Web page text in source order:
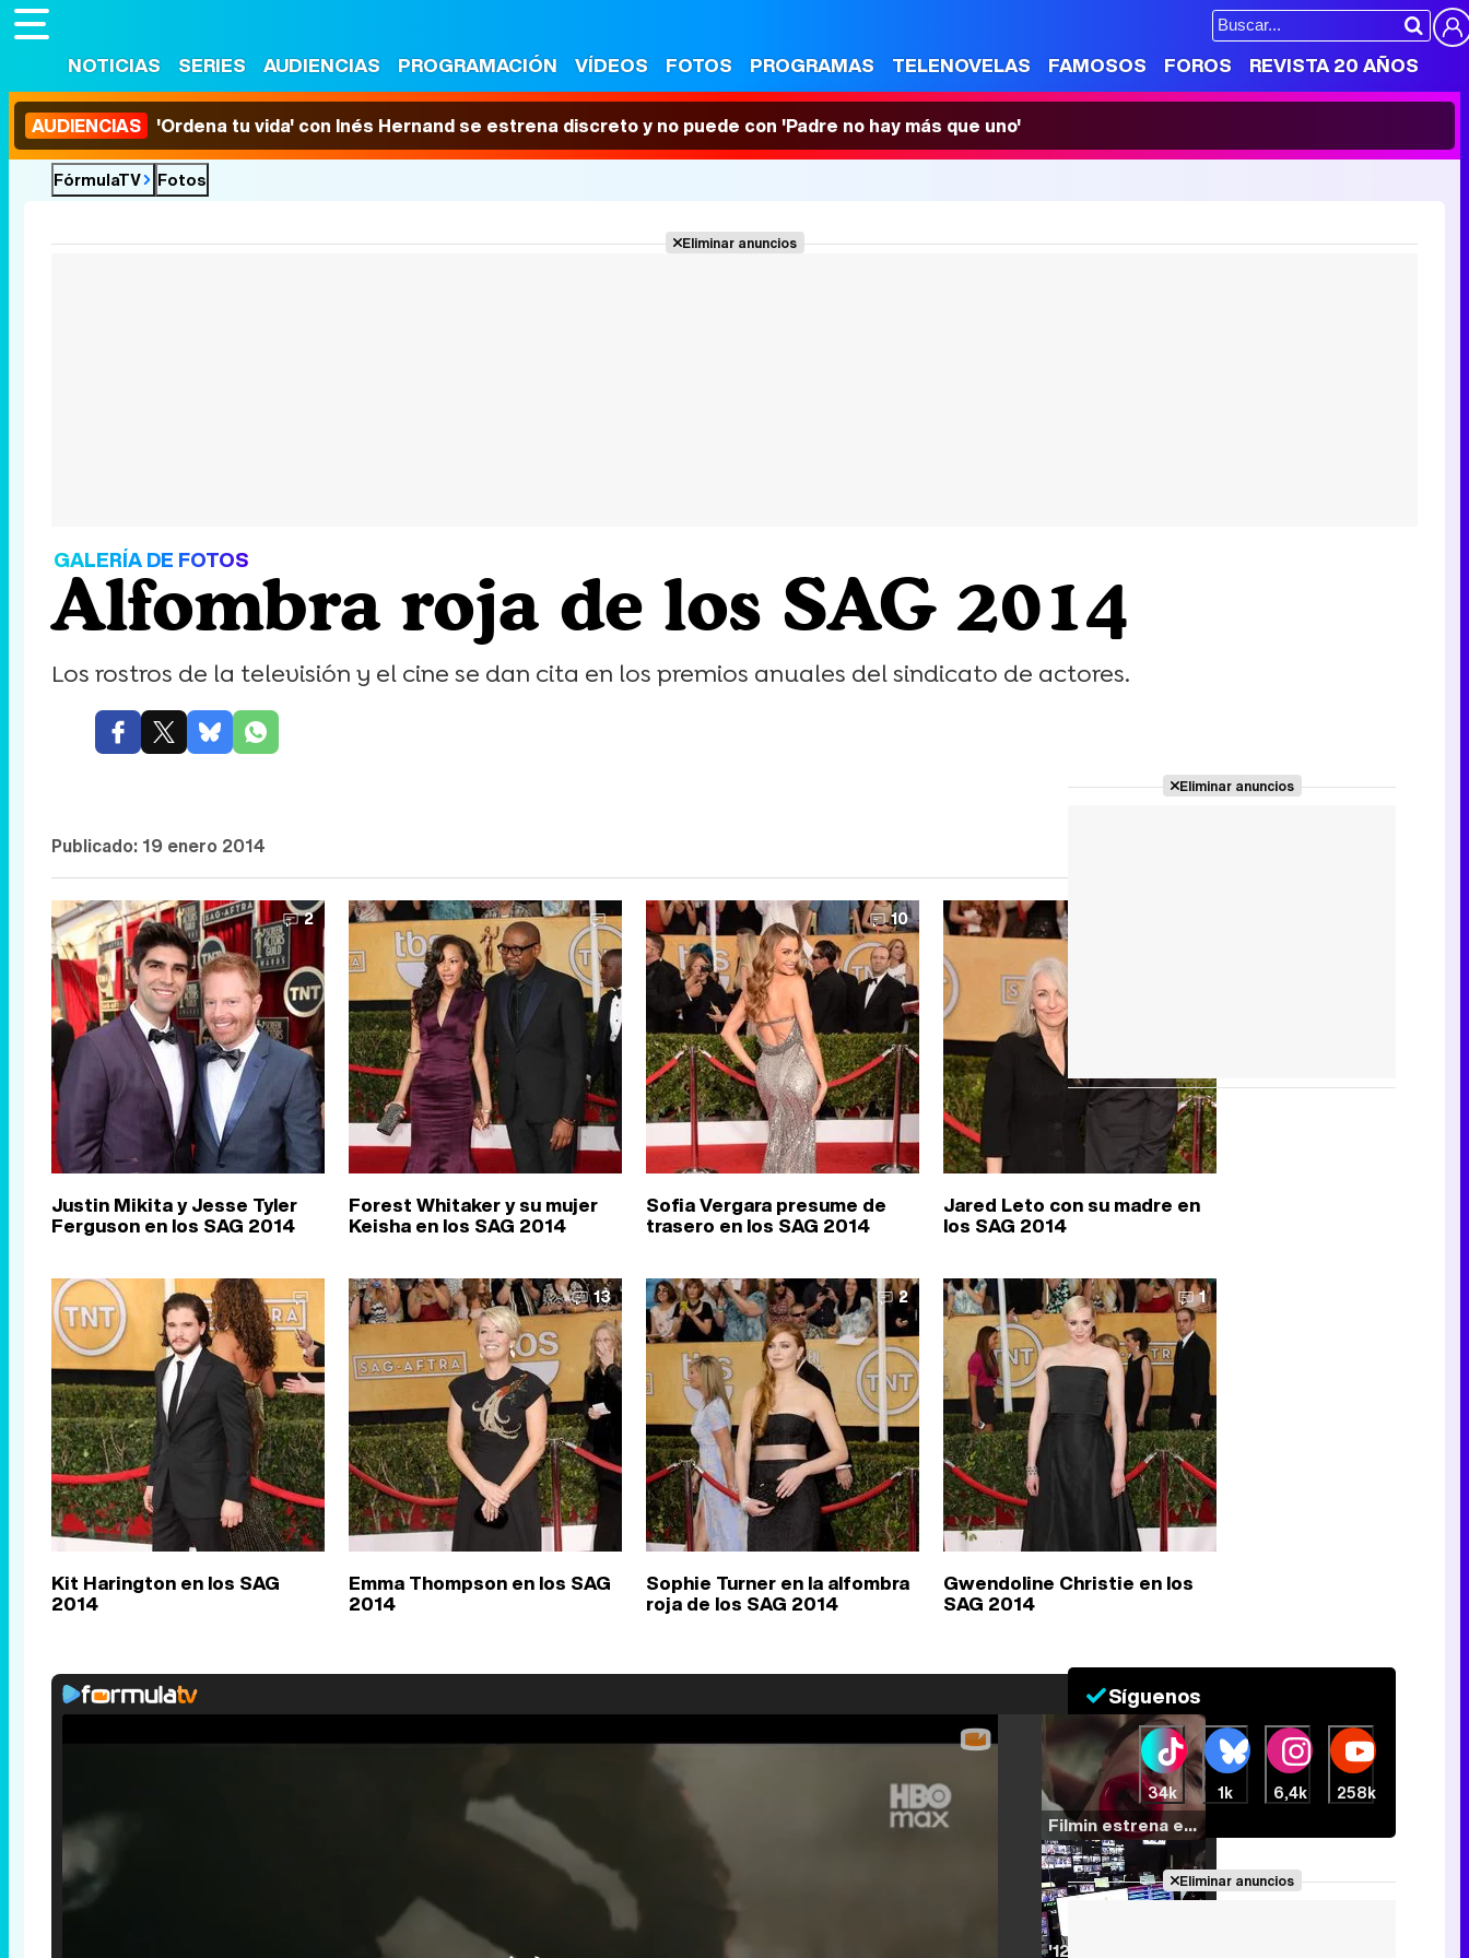
NOTICIAS SERIES AUDIENCIAS PROGRAMACIÓN VÍDEOS FOTOS PROGRAMAS TELENOVELAS FAMOSOS FOROS REVISTA 20 AÑOS
AUDIENCIAS 'Ordena tu vida' con Inés Hernand se estrena discreto y no puede con 'Padre no hay más que uno'
FórmulaTV Fotos
Eliminar anuncios
GALERÍA DE FOTOS
Alfombra roja de los SAG 2014
Los rostros de la televisión y el cine se dan cita en los premios anuales del sindicato de actores.
Publicado: 19 enero 2014
2
Justin Mikita y Jesse Tyler
Ferguson en los SAG 2014
Forest Whitaker y su mujer
Keisha en los SAG 2014
10
Sofia Vergara presume de
trasero en los SAG 2014
Jared Leto con su madre en
los SAG 2014
Kit Harington en los SAG
2014
Filmin estrena el tráiler de 'Millennial Mal', su nueva comedia universitaria de la mano de Lorena Iglesias
13
Emma Thompson en los SAG
2014
2
Sophie Turner en la alfombra
roja de los SAG 2014
1
Gwendoline Christie en los
SAG 2014
Eliminar anuncios
Síguenos
34k 1k 6,4k 258k
Eliminar anuncios